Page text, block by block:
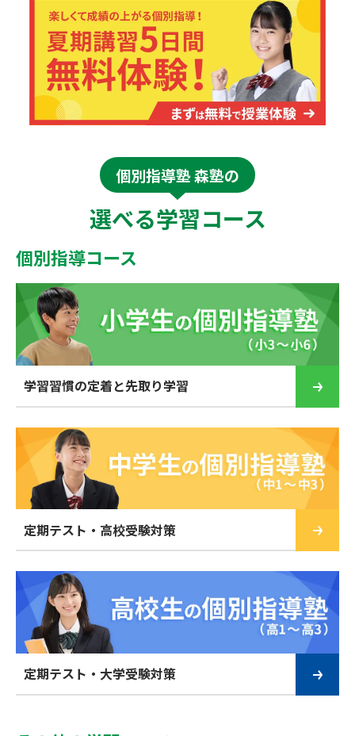
個別指導塾 森塾の
選べる学習コース
個別指導コース
学習習慣の定着と先取り学習
定期テスト・高校受験対策
定期テスト・大学受験対策